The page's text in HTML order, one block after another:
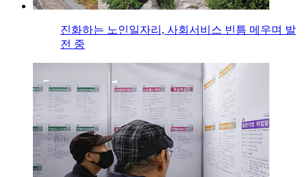
진화하는 노인일자리, 사회서비스 빈틈 메우며 발
전 중